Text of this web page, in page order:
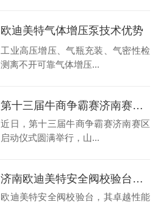
欧迪美特气体增压泵技术优势
工业高压增压、气瓶充装、气密性检
测离不开可靠气体增压...
第十三届牛商争霸赛济南赛区启动仪式圆满举行
近日，第十三届牛商争霸赛济南赛区
启动仪式圆满举行，山...
济南欧迪美特安全阀校验台好在哪里？
欧迪美特安全阀校验台，其卓越性能